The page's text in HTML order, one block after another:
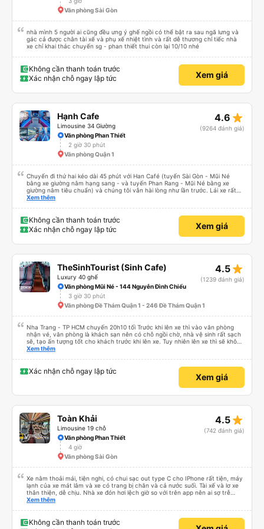
Văn phòng Sài Gòn
nhà mình 5 người ai cũng đều ưng ý ghế ngồi có thể bật ra sau ngã lưng và
gác cả được chân tài xế và phụ xế nhiệt tình và rất dễ thương chỉ tiếc nhà
xe chỉ khai thác chuyến sg - phan thiết thui còn lại 10/10 nhé
Không cần thanh toán trước
Xác nhận chỗ ngay lập tức
Xem giá
Hạnh Cafe
Limousine 34 Giường
4.6 star_rate
(9264 đánh giá)
Văn phòng Phan Thiết
2 giờ 30 phút
Văn phòng Quận 1
Chuyến đi thứ hai kéo dài 45 phút với Han Café (tuyến Sài Gòn - Mũi Né
bằng xe giường nằm hạng sang - và tuyến Phan Rang - Mũi Né bằng xe
giường nằm tiêu chuẩn) và chúng tôi vẫn hài lòng như lần trước. Lái xe rất
chuyên nghiệp, nhân viên vô cùng chu đáo (họ kiểm tra xem mọi thứ ở chỗ
rất hoàn hảo (họ gửi tin nhắn WhatsApp nhắc nhở chúng tôi về chuyến đi và
điểm đón). Điểm đón ở Phan Rang rất thuận tiện (nhà vệ sinh sạch sẽ, có đồ
uống để mua và việc lên xe rất dễ dàng). Họ thậm chí còn sắp xếp điểm
với một công ty &quot;cabin VIP&quot; khác mà tôi từng trải nghiệm cảm
giác nguy hiểm (lái xe nguy hiểm và không thoải mái cho hành khách, xe bảo
trì kém và nhân viên cực kỳ không thân thiện), tôi đánh giá cao Han Café.
Tôi không thể tham gia các chuyến đi qua đêm của họ vì đã hết chỗ, có lẽ
do nhu cầu quá cao! Đừng chần chừ nhé! 👍
Xem thêm
Không cần thanh toán trước
Xác nhận chỗ ngay lập tức
Xem giá
TheSinhTourist (Sinh Cafe)
Luxury 40 ghế
4.5 star_rate
(1239 đánh giá)
Văn phòng Mũi Né - 144 Nguyễn Đình Chiểu
3 giờ 30 phút
Văn phòng Đề Thám Quận 1 - 246 Đề Thám Quận 1
Nha Trang - TP HCM chuyến 20h10 tối Trước khi lên xe thì vào văn phòng
nhận vé, văn phòng là khách sạn nên có chỗ ngồi chờ, nhà vệ sinh rất sạch
sẽ, tạo ấn tượng tốt cho khách trước khi lên xe. Tuy nhiên lên xe thì sẽ không
có wifi, khách phải tự đăng ký 4G data để xài, lưu ý để đăng ký trước. Xe
vệ sinh, nên đi vệ sinh ở dưới trước, xe không có dừng cho đi vệ sinh, chỉ có
bác tài dừng nghỉ chứ không có gọi khách dậy đi vệ sinh, mà xe thì đi full cao
tốc nên là không thể dừng trên cao tốc cho khách đi đc nên lưu ý. Xe 41
1m75 nằm. Tóm lại, với mức giá rẻ nhất thị trường hiện nay là 219k thì không
thể đòi hỏi gì thêm, chốt nên đi.
Xem thêm
Xác nhận chỗ ngay lập tức
Xem giá
Toàn Khải
Limousine 19 chỗ
4.5 star_rate
(742 đánh giá)
Văn phòng Phan Thiết
4 giờ
Văn phòng Sài Gòn
Xe nằm thoải mái, tiện nghi, có chui sạc out type C cho IPhone rất tiện, máy
lạnh của xe mát lắm và xe có trang bị chăn và cả nước suối. Tài xế và lơ xe
thân thiện, dễ chịu. Nhà xe đón hơi lệch giờ so với trên app nên ai sợ trễ
chuyến bay nên đặt chuyến sớm hơn để không bị delay nhé. Recommend
Xem thêm
Không cần thanh toán trước